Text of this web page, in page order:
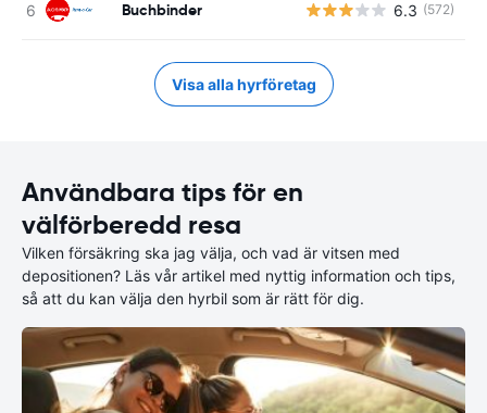
Buchbinder 6.3 (572)
Visa alla hyrföretag
Användbara tips för en
välförberedd resa
Vilken försäkring ska jag välja, och vad är vitsen med
depositionen? Läs vår artikel med nyttig information och tips,
så att du kan välja den hyrbil som är rätt för dig.